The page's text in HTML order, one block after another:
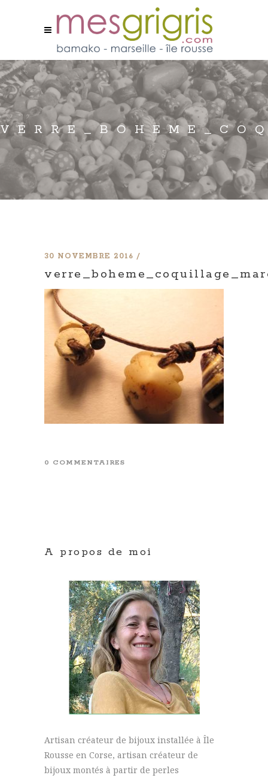
30 NOVEMBRE 2016
0 COMMENTAIRES
A propos de moi
Artisan créateur de bijoux installée à Île
Rousse en Corse, artisan créateur de
bijoux montés à partir de perles